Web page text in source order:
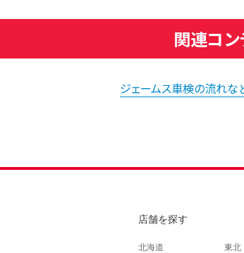
関連コン
ジェームス車検の流れな
店舗を探す
北海道 東北